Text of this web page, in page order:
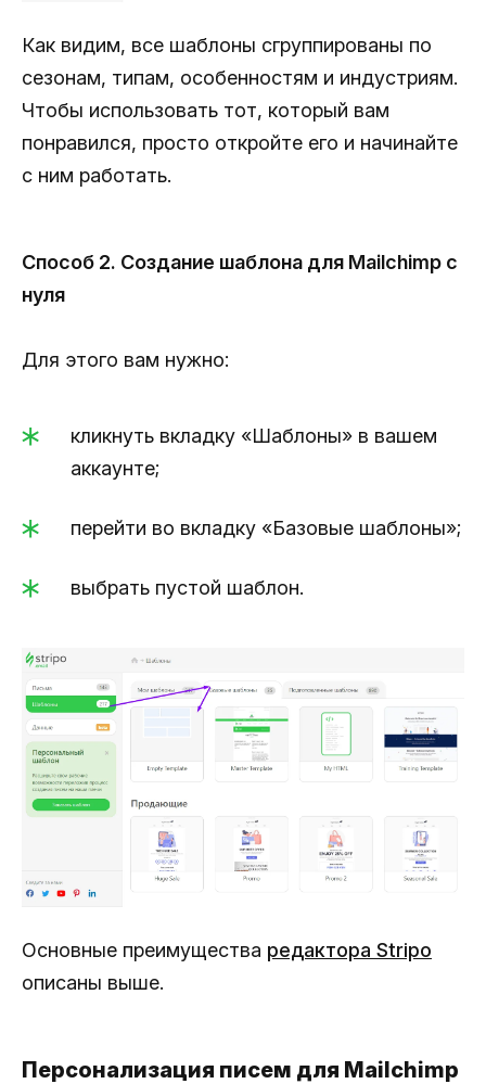
Как видим, все шаблоны сгруппированы по
сезонам, типам, особенностям и индустриям.
Чтобы использовать тот, который вам
понравился, просто откройте его и начинайте
с ним работать.
Способ 2. Создание шаблона для Mailchimp с
нуля
Для этого вам нужно:
кликнуть вкладку «Шаблоны» в вашем
аккаунте;
перейти во вкладку «Базовые шаблоны»;
выбрать пустой шаблон.
Основные преимущества редактора Stripo
описаны выше.
Персонализация писем для Mailchimp